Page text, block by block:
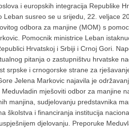
i europskih integracija Republike
Leban susreo se u srijedu, 22. veljace
odbora za manjine (MOM) s
Pomocnik ministrice Leban
Hrvatskoj i Srbiji i Crnoj Gori.
pitanja o zastupništvu hrvatske
srpske i crnogorske strane za
Jelena Markovic najavila je
mješoviti odbor za manjine
manjina, sudjelovanju predstavnika
školstva i financiranja institucija
djelovanju. Preporuke